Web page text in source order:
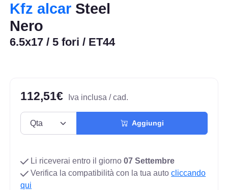
Kfz alcar Steel
Nero
6.5x17 / 5 fori / ET44
112,51€ Iva inclusa / cad.
Aggiungi
Li riceverai entro il giorno07 Settembre
Verifica la compatibilità con la tua autocliccando
qui